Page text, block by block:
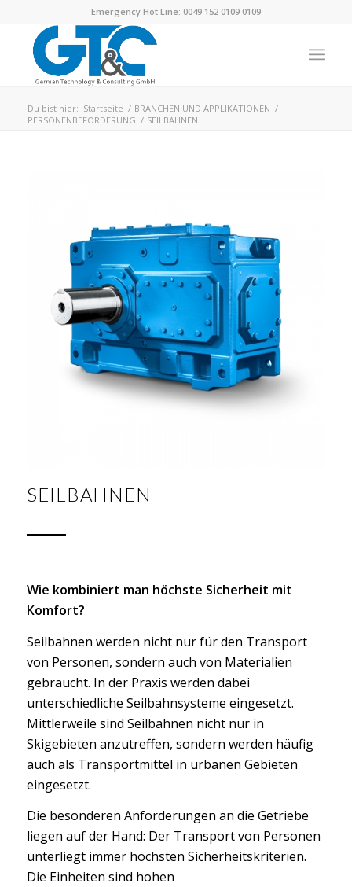
Emergency Hot Line: 0049 152 0109 0109
Du bist hier: Startseite / BRANCHEN UND APPLIKATIONEN /
PERSONENBEFÖRDERUNG / SEILBAHNEN
SEILBAHNEN
Wie kombiniert man höchste Sicherheit mit
Komfort?
Seilbahnen werden nicht nur für den Transport
von Personen, sondern auch von Materialien
gebraucht. In der Praxis werden dabei
unterschiedliche Seilbahnsysteme eingesetzt.
Mittlerweile sind Seilbahnen nicht nur in
Skigebieten anzutreffen, sondern werden häufig
auch als Transportmittel in urbanen Gebieten
eingesetzt.
Die besonderen Anforderungen an die Getriebe
liegen auf der Hand: Der Transport von Personen
unterliegt immer höchsten Sicherheitskriterien.
Die Einheiten sind hohen